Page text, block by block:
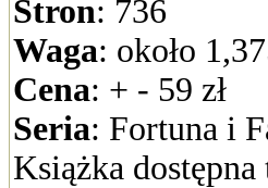
Stron: 736
Waga: około
Cena: + - 59 zł
Seria: Fortuna i
Książka